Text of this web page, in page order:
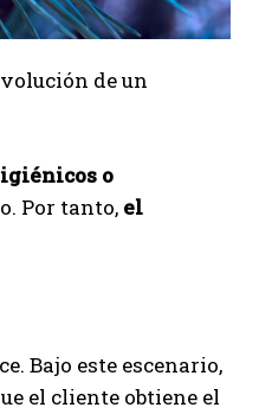
de un
o
Por tanto, el
Bajo este escenario,
el cliente obtiene el